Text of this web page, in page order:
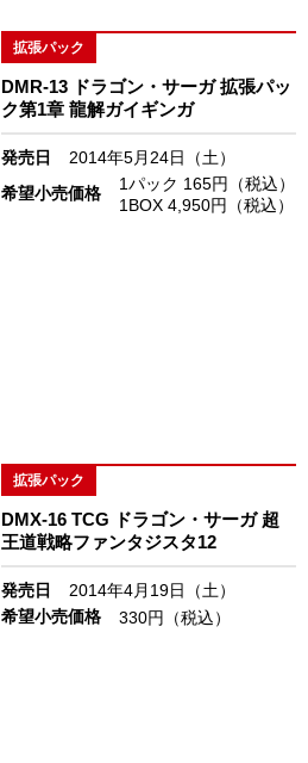
拡張パック
DMR-13 ドラゴン・サーガ 拡張パッ
ク第1章 龍解ガイギンガ
発売日
2014年5月24日（土）
希望小売価格
1パック 165円（税込）
1BOX 4,950円（税込）
拡張パック
DMX-16 TCG ドラゴン・サーガ 超
王道戦略ファンタジスタ12
発売日
2014年4月19日（土）
希望小売価格
330円（税込）